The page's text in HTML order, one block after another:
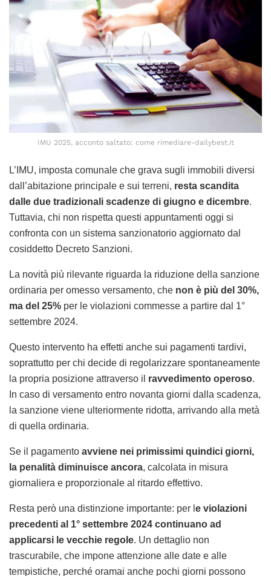
IMU 2025, acconto saltato: come rimediare-dailybest.it
L’IMU, imposta comunale che grava sugli immobili diversi
dall’abitazione principale e sui terreni, resta scandita
dalle due tradizionali scadenze di giugno e dicembre.
Tuttavia, chi non rispetta questi appuntamenti oggi si
confronta con un sistema sanzionatorio aggiornato dal
cosiddetto Decreto Sanzioni.
La novità più rilevante riguarda la riduzione della sanzione
ordinaria per omesso versamento, che non è più del 30%,
ma del 25% per le violazioni commesse a partire dal 1°
settembre 2024.
Questo intervento ha effetti anche sui pagamenti tardivi,
soprattutto per chi decide di regolarizzare spontaneamente
la propria posizione attraverso il ravvedimento operoso.
In caso di versamento entro novanta giorni dalla scadenza,
la sanzione viene ulteriormente ridotta, arrivando alla metà
di quella ordinaria.
Se il pagamento avviene nei primissimi quindici giorni,
la penalità diminuisce ancora, calcolata in misura
giornaliera e proporzionale al ritardo effettivo.
Resta però una distinzione importante: per l e violazioni
precedenti al 1° settembre 2024 continuano ad
applicarsi le vecchie regole. Un dettaglio non
trascurabile, che impone attenzione alle date e alle
tempistiche, perché oramai anche pochi giorni possono